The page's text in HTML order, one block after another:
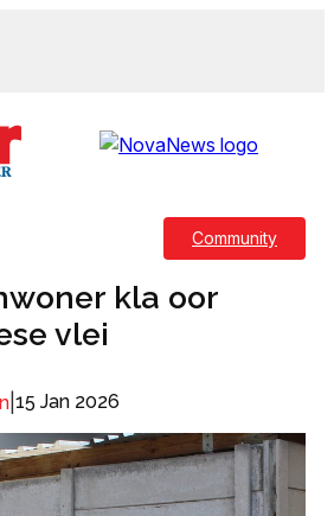
Community
kla oor
vlei
15 Jan 2026